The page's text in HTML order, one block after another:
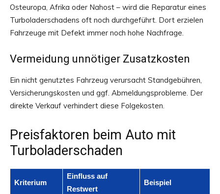
Osteuropa, Afrika oder Nahost – wird die Reparatur eines
Turboladerschadens oft noch durchgeführt. Dort erzielen
Fahrzeuge mit Defekt immer noch hohe Nachfrage.
Vermeidung unnötiger Zusatzkosten
Ein nicht genutztes Fahrzeug verursacht Standgebühren,
Versicherungskosten und ggf. Abmeldungsprobleme. Der
direkte Verkauf verhindert diese Folgekosten.
Preisfaktoren beim Auto mit
Turboladerschaden
Kriterium
Einfluss auf
Restwert
Beispiel